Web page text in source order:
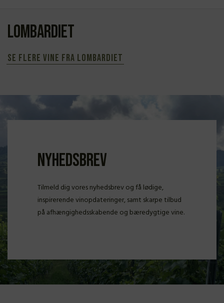
Lombardiet
Se flere vine fra Lombardiet
Nyhedsbrev
Tilmeld dig vores nyhedsbrev og få lødige,
inspirerende vinopdateringer, samt skarpe tilbud
på afhængighedsskabende og bæredygtige vine.